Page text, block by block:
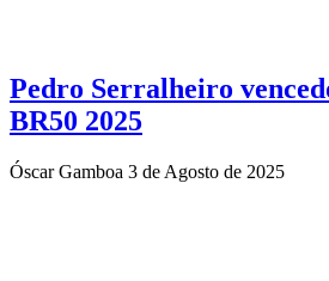
Pedro Serralheiro
BR50 2025
Óscar Gamboa 3 de Agosto de 2025